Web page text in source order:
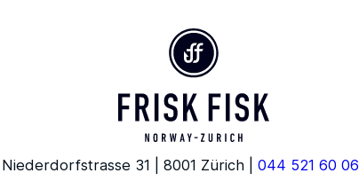
31 | 8001 Zürich | 044 521 60 06